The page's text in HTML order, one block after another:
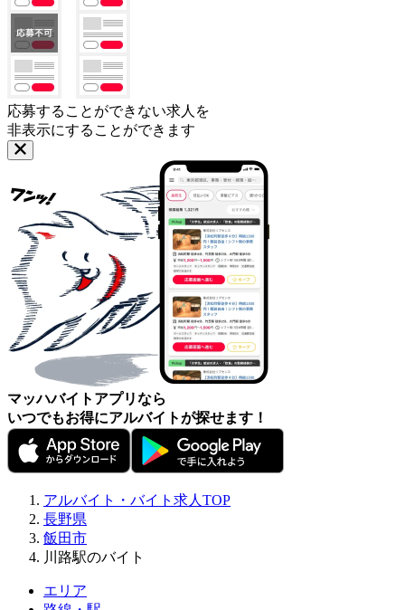
応募することができない求人を
非表示にすることができます
マッハバイトアプリなら
いつでもお得にアルバイトが探せます！
アルバイト・バイト求人TOP
長野県
飯田市
川路駅のバイト
エリア